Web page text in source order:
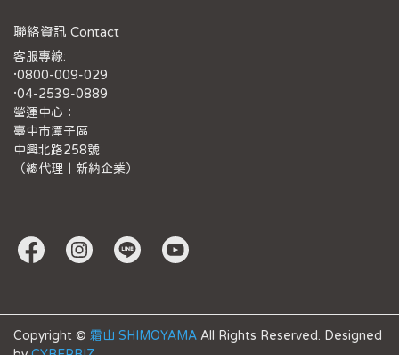
聯絡資訊 Contact
客服專線:
·0800-009-029
·04-2539-0889
營運中心：
臺中市潭子區
中興北路258號
（總代理｜新納企業）
Copyright © 霜山 SHIMOYAMA All Rights Reserved. Designed